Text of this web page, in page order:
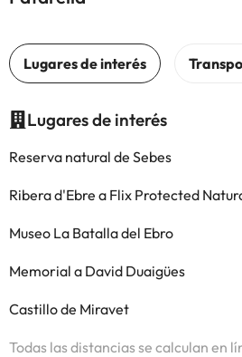
Lugares de interés
Reserva natural de Sebes
Ribera d'Ebre a Flix Protected
Museo La Batalla del Ebro
Memorial a David Duaigües
Castillo de Miravet
Todas las distancias se calculan en